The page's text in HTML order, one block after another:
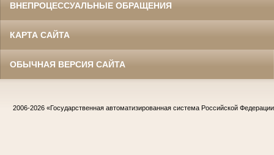
ВНЕПРОЦЕССУАЛЬНЫЕ ОБРАЩЕНИЯ
КАРТА САЙТА
ОБЫЧНАЯ ВЕРСИЯ САЙТА
2006-2026 «Государственная автоматизированная система Российской